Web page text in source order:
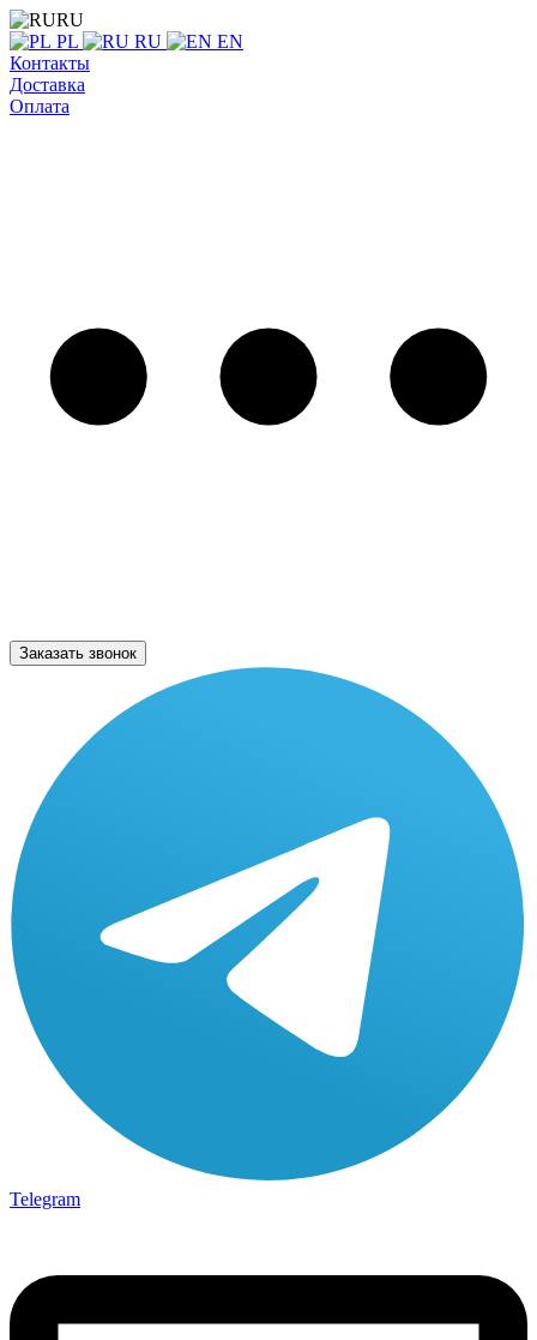
RU
PL
RU
EN
Контакты
Доставка
Оплата
Заказать звонок
Telegram